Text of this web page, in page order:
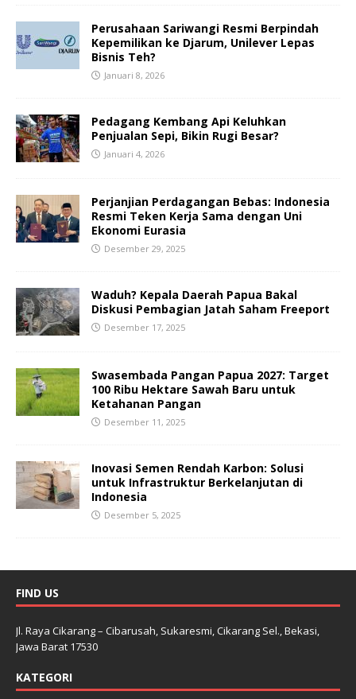
Perusahaan Sariwangi Resmi Berpindah
Kepemilikan ke Djarum, Unilever Lepas
Bisnis Teh?
Januari 8, 2026
Pedagang Kembang Api Keluhkan
Penjualan Sepi, Bikin Rugi Besar?
Januari 4, 2026
Perjanjian Perdagangan Bebas: Indonesia
Resmi Teken Kerja Sama dengan Uni
Ekonomi Eurasia
Desember 29, 2025
Waduh? Kepala Daerah Papua Bakal
Diskusi Pembagian Jatah Saham Freeport
Desember 17, 2025
Swasembada Pangan Papua 2027: Target
100 Ribu Hektare Sawah Baru untuk
Ketahanan Pangan
Desember 11, 2025
Inovasi Semen Rendah Karbon: Solusi
untuk Infrastruktur Berkelanjutan di
Indonesia
Desember 5, 2025
FIND US
Jl. Raya Cikarang – Cibarusah, Sukaresmi, Cikarang Sel., Bekasi,
Jawa Barat 17530
KATEGORI